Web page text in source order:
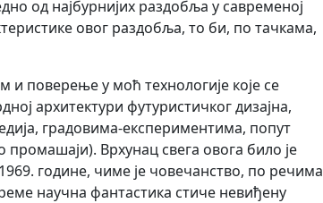
од најбурнијих раздобља у савременој
овог раздобља, то би, по тачкама,
у моћ технологије које се
архитектури футуристичког дизајна,
градовима-експериментима, попут
промашаји). Врхунац свега овога било је
године, чиме је човечанство, по речима
научна фантастика стиче невиђену